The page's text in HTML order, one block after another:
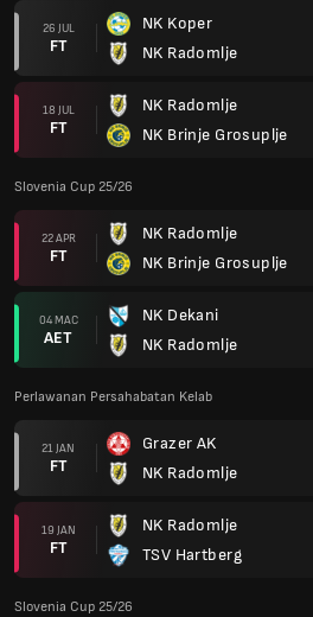
26 JUL
FT
NK Koper
NK Radomlje
18 JUL
FT
NK Radomlje
NK Brinje Grosuplje
Slovenia Cup 25/26
22 APR
FT
NK Radomlje
NK Brinje Grosuplje
04 MAC
AET
NK Dekani
NK Radomlje
Perlawanan Persahabatan Kelab
21 JAN
FT
Grazer AK
NK Radomlje
19 JAN
FT
NK Radomlje
TSV Hartberg
Slovenia Cup 25/26